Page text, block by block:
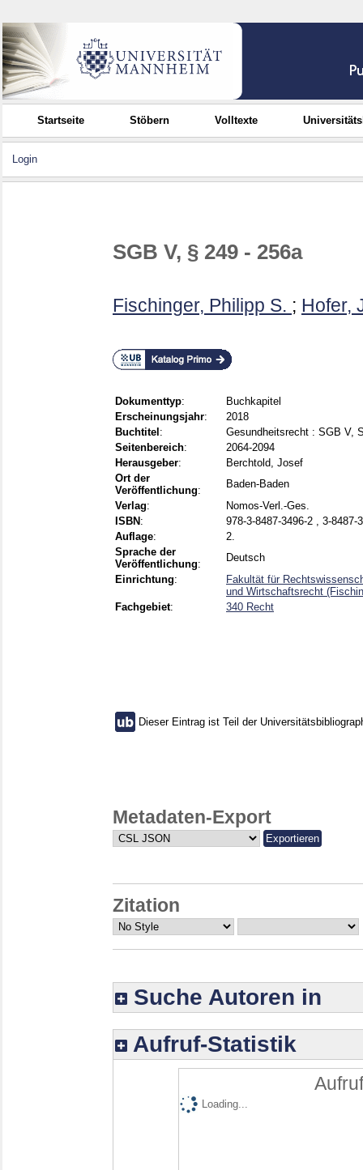
Startseite Stöbern Volltexte
Login
SGB V, § 249 - 256a
Fischinger, Philipp S. ; Hofer,
Dokumenttyp:
Buchkapitel
Erscheinungsjahr:
2018
Buchtitel :
Gesundheitsrecht : SGB V,
Seitenbereich:
2064-2094
Herausgeber:
Berchtold, Josef
Ort der
Veröffentlichung:
Baden-Baden
Verlag:
Nomos-Verl.-Ges.
ISBN :
978-3-8487-3496-2 , 3-8487-
Auflage:
2.
Sprache der
Veröffentlichung:
Deutsch
Einrichtung:
Fakultät für
und Wirtschaftsrecht
Fachgebiet: 340 Recht
Dieser Eintrag ist Teil der
Metadaten-Export
Zitation
Suche Autoren in
Aufruf-Statistik
Loading...